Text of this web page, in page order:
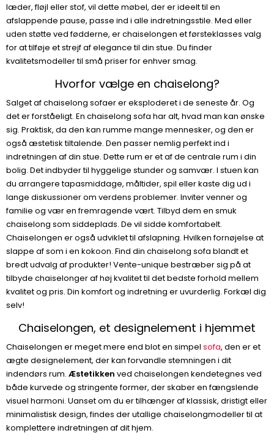
læder, fløjl eller stof, vil dette møbel, der er ideelt til en
afslappende pause, passe ind i alle indretningsstile. Med eller
uden støtte ved fødderne, er chaiselongen et førsteklasses valg
for at tilføje et strejf af elegance til din stue. Du finder
kvalitetsmodeller til små priser for enhver smag.
Hvorfor vælge en chaiselong?
Salget af chaiselong sofaer er eksploderet i de seneste år. Og
det er forståeligt. En chaiselong sofa har alt, hvad man kan ønske
sig. Praktisk, da den kan rumme mange mennesker, og den er
også æstetisk tiltalende. Den passer nemlig perfekt ind i
indretningen af din stue. Dette rum er et af de centrale rum i din
bolig. Det indbyder til hyggelige stunder og samvær. I stuen kan
du arrangere tapasmiddage, måltider, spil eller kaste dig ud i
lange diskussioner om verdens problemer. Inviter venner og
familie og vær en fremragende vært. Tilbyd dem en smuk
chaiselong som siddeplads. De vil sidde komfortabelt.
Chaiselongen er også udviklet til afslapning. Hvilken fornøjelse at
slappe af som i en kokoon. Find din chaiselong sofa blandt et
bredt udvalg af produkter! Vente-unique bestræber sig på at
tilbyde chaiselonger af høj kvalitet til det bedste forhold mellem
kvalitet og pris. Din komfort og indretning er uvurderlig. Forkæl dig
selv!
Chaiselongen, et designelement i hjemmet
Chaiselongen er meget mere end blot en simpel sofa, den er et
ægte designelement, der kan forvandle stemningen i dit
indendørs rum. Æstetikken ved chaiselongen kendetegnes ved
både kurvede og stringente former, der skaber en fængslende
visuel harmoni. Uanset om du er tilhænger af klassisk, dristigt eller
minimalistisk design, findes der utallige chaiselongmodeller til at
komplettere indretningen af dit hjem.